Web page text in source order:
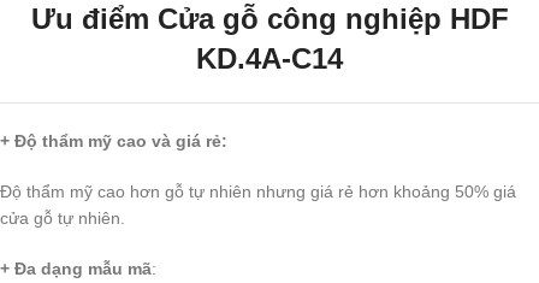
Ưu điểm Cửa gỗ công nghiệp HDF
KD.4A-C14
+ Độ thẩm mỹ cao và giá rẻ:
Độ thẩm mỹ cao hơn gỗ tự nhiên nhưng giá rẻ hơn khoảng 50% giá
cửa gỗ tự nhiên.
+ Đa dạng mẫu mã: